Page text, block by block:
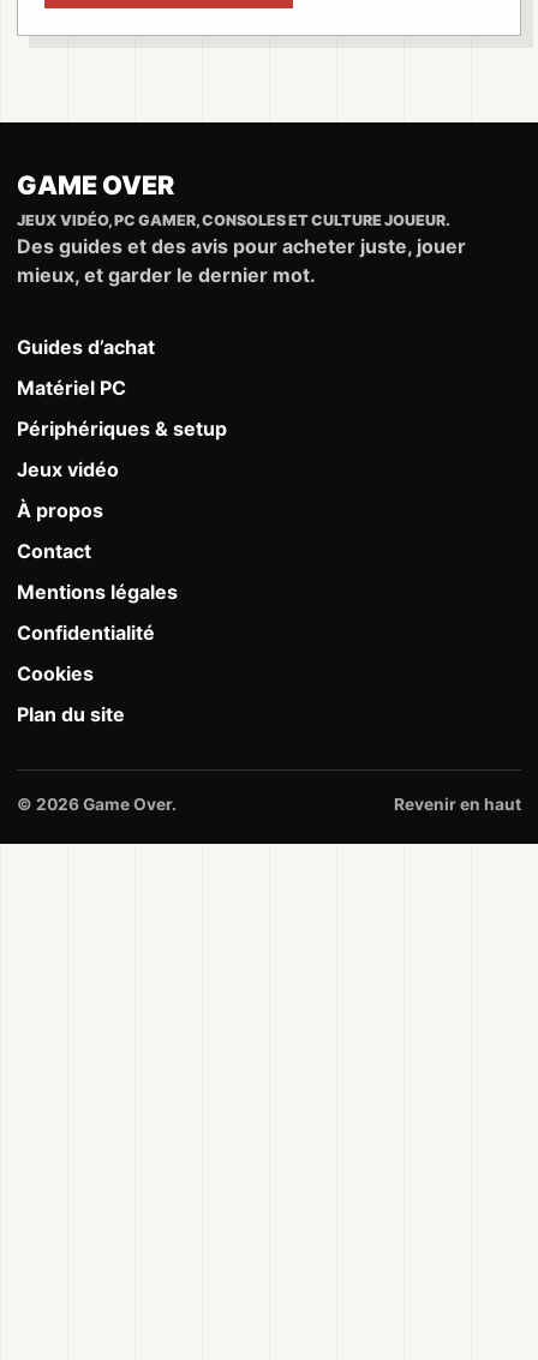
GAME OVER
JEUX VIDÉO, PC GAMER, CONSOLES ET CULTURE JOUEUR.
Des guides et des avis pour acheter juste, jouer
mieux, et garder le dernier mot.
Guides d’achat
Matériel PC
Périphériques & setup
Jeux vidéo
À propos
Contact
Mentions légales
Confidentialité
Cookies
Plan du site
© 2026 Game Over. Revenir en haut